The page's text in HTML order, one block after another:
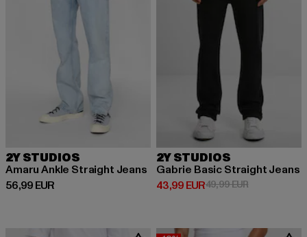
2Y STUDIOS
Amaru Ankle Straight Jeans
56,99 EUR
Derzeitiger Preis: 56,99 EUR
2Y STUDIOS
Gabrie Basic Straight Jeans
43,99 EUR
Derzeitiger Preis: 43,99 EUR
49,99 EURAktionspreis: